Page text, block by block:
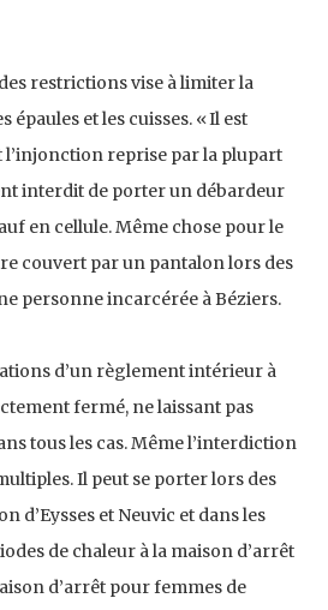
restrictions vise à limiter la
et les cuisses. « Il est
l’injonction reprise par la plupart
interdit de porter un débardeur
en cellule. Même chose pour le
couvert par un pantalon lors des
personne incarcérée à Béziers.
d’un règlement intérieur à
fermé, ne laissant pas
tous les cas. Même l’interdiction
Il peut se porter lors des
d’Eysses et Neuvic et dans les
de chaleur à la maison d’arrêt
d’arrêt pour femmes de